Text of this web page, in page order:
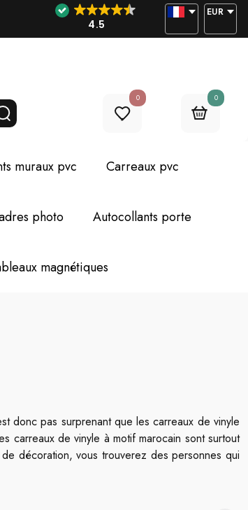
4.5
EUR
0 0
muraux pvc Carreaux pvc
photo Autocollants porte
magnétiques
donc pas surprenant que les carreaux de vinyle
carreaux de vinyle à motif marocain sont surtout
décoration, vous trouverez des personnes qui